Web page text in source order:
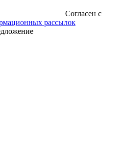
Согласен с
рассылок